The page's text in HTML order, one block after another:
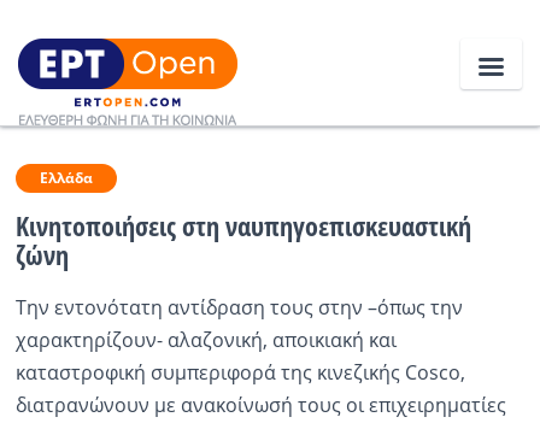
Ειδήσεις
Κοινωνία
Πολιτική
Οικονομία
Ελλάδα
Κινητοποιήσεις στη ναυπηγοεπισκευαστική
ζώνη
Την εντονότατη αντίδραση τους στην –όπως την
χαρακτηρίζουν- αλαζονική, αποικιακή και
καταστροφική συμπεριφορά της κινεζικής Cosco,
διατρανώνουν με ανακοίνωσή τους οι επιχειρηματίες